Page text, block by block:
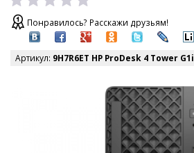
Понравилось? Расскажи друзьям!
Артикул: 9H7R6ET HP ProDesk 4 Tower G1i